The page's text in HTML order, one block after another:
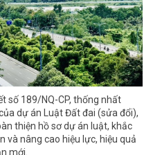
số 189/NQ-CP, thống nhất
dự án Luật Đất đai (sửa đổi),
thiện hồ sơ dự án luật, khắc
nâng cao hiệu lực, hiệu quả
mới.